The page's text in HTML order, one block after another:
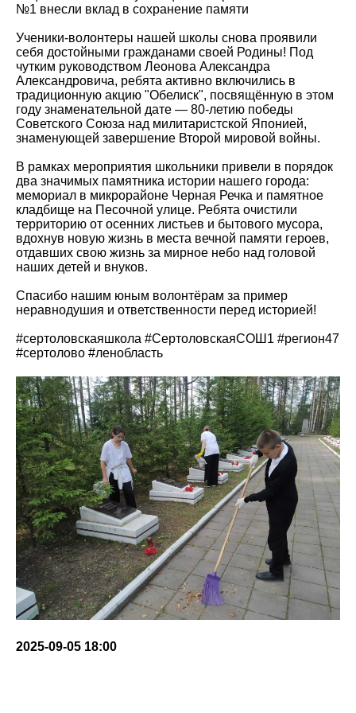
№1 внесли вклад в сохранение памяти
️Ученики-волонтеры нашей школы снова проявили
себя достойными гражданами своей Родины! Под
чутким руководством Леонова Александра
Александровича, ребята активно включились в
традиционную акцию "Обелиск", посвящённую в этом
году знаменательной дате — 80-летию победы
Советского Союза над милитаристской Японией,
знаменующей завершение Второй мировой войны.
В рамках мероприятия школьники привели в порядок
два значимых памятника истории нашего города:
мемориал в микрорайоне Черная Речка и памятное
кладбище на Песочной улице. Ребята очистили
территорию от осенних листьев и бытового мусора,
вдохнув новую жизнь в места вечной памяти героев,
отдавших свою жизнь за мирное небо над головой
наших детей и внуков.
Спасибо нашим юным волонтёрам за пример
неравнодушия и ответственности перед историей!
#сертоловскаяшкола #СертоловскаяСОШ1 #регион47
#сертолово #ленобласть
2025-09-05 18:00